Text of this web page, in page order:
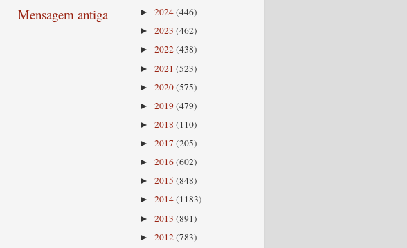
Mensagem antiga ► 2024(446)
► 2023 (462)
► 2022(438)
► 2021 (523)
► 2020(575)
► 2019(479)
► 2018 (110)
► 2017 (205)
► 2016(602)
► 2015 (848)
► 2014(1183)
► 2013 (891)
► 2012(783)